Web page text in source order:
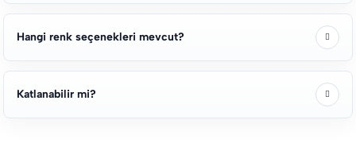
Hangi renk seçenekleri mevcut?
Katlanabilir mi?